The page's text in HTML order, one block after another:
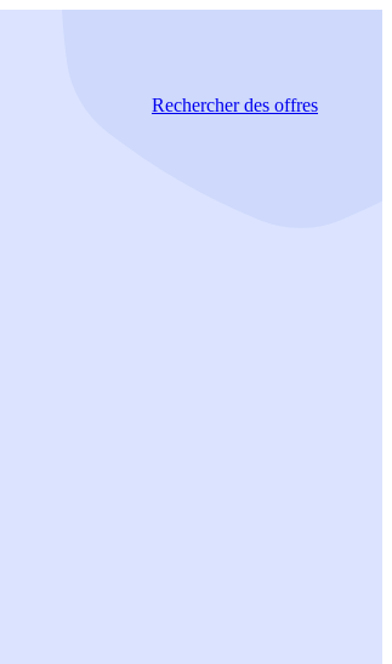
Rechercherdes offres